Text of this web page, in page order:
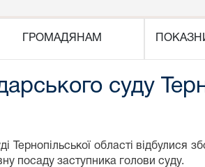
ГРОМАДЯНАМ
суду
Тернопільської області відбулися
посаду заступника голови суду.